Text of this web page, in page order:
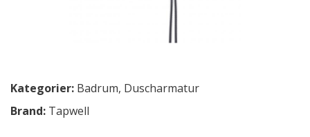
Kategorier: Badrum, Duscharmatur
Brand: Tapwell